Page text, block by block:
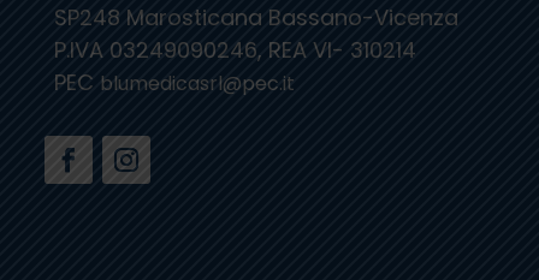
SP248 Marosticana Bassano-Vicenza
P.IVA 03249090246, REA VI- 310214
PEC blumedicasrl@pec.it